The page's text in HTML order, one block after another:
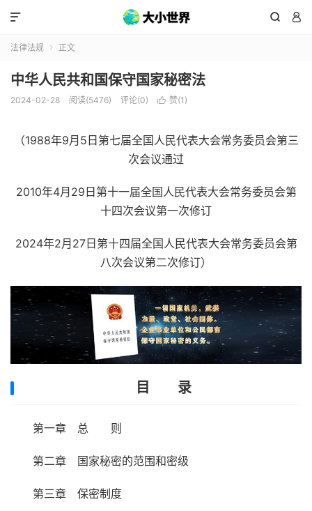
 

法律法规  正文
中华人民共和国保守国家秘密法
2024-02-28 阅读(5476) 评论(0)  赞(1 )
（1988年9月5日第七届全国人民代表大会常务委员会第三
次会议通过
2010年4月29日第十一届全国人民代表大会常务委员会第
十四次会议第一次修订
2024年2月27日第十四届全国人民代表大会常务委员会第
八次会议第二次修订）
目 录
第一章 总 则
第二章 国家秘密的范围和密级
第三章 保密制度